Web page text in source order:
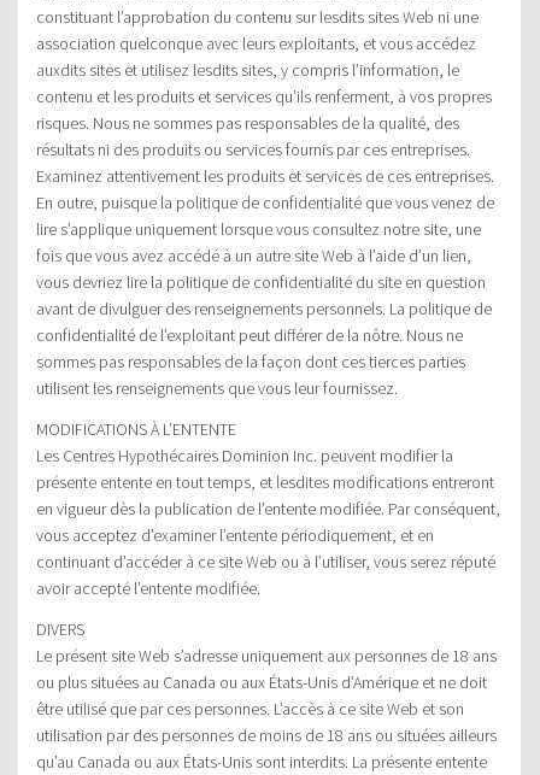
constituant l’approbation du contenu sur lesdits sites Web ni une
association quelconque avec leurs exploitants, et vous accédez
auxdits sites et utilisez lesdits sites, y compris l’information, le
contenu et les produits et services qu’ils renferment, à vos propres
risques. Nous ne sommes pas responsables de la qualité, des
résultats ni des produits ou services fournis par ces entreprises.
Examinez attentivement les produits et services de ces entreprises.
En outre, puisque la politique de confidentialité que vous venez de
lire s’applique uniquement lorsque vous consultez notre site, une
fois que vous avez accédé à un autre site Web à l’aide d’un lien,
vous devriez lire la politique de confidentialité du site en question
avant de divulguer des renseignements personnels. La politique de
confidentialité de l’exploitant peut différer de la nôtre. Nous ne
sommes pas responsables de la façon dont ces tierces parties
utilisent les renseignements que vous leur fournissez.
MODIFICATIONS À L’ENTENTE
Les Centres Hypothécaires Dominion Inc. peuvent modifier la
présente entente en tout temps, et lesdites modifications entreront
en vigueur dès la publication de l’entente modifiée. Par conséquent,
vous acceptez d’examiner l’entente périodiquement, et en
continuant d’accéder à ce site Web ou à l’utiliser, vous serez réputé
avoir accepté l’entente modifiée.
DIVERS
Le présent site Web s’adresse uniquement aux personnes de 18 ans
ou plus situées au Canada ou aux États-Unis d’Amérique et ne doit
être utilisé que par ces personnes. L’accès à ce site Web et son
utilisation par des personnes de moins de 18 ans ou situées ailleurs
qu’au Canada ou aux États-Unis sont interdits. La présente entente